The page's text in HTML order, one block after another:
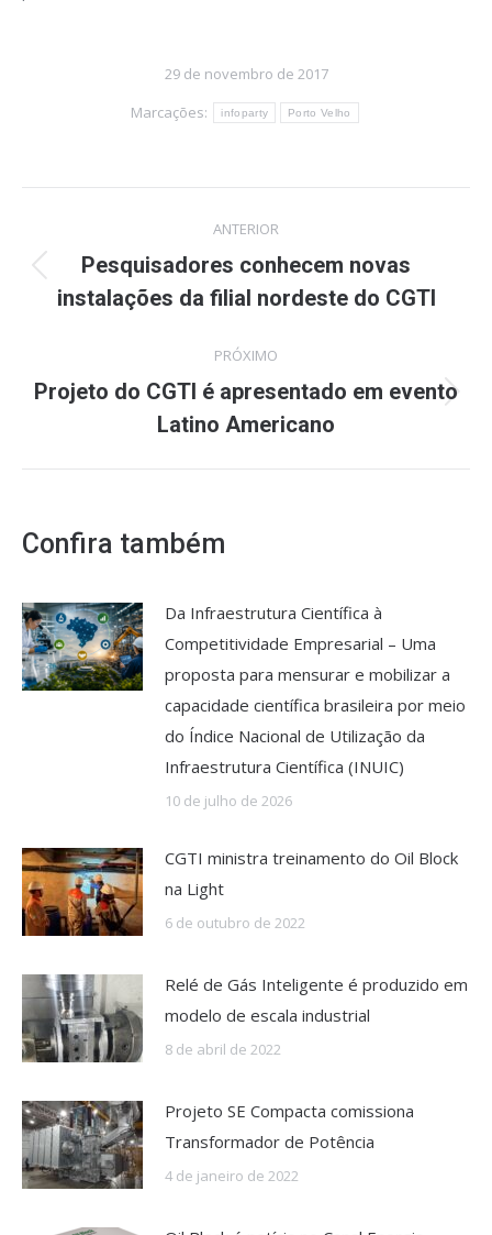
29 de novembro de 2017
Marcações:
infoparty Porto Velho
de
post:
ANTERIOR
Post
anterior:
Pesquisadores conhecem novas
instalações da filial nordeste do CGTI
PRÓXIMO
Próximo
post:
Projeto do CGTI é apresentado em evento
Latino Americano
Confira também
Da Infraestrutura Científica à
Competitividade Empresarial – Uma
proposta para mensurar e mobilizar a
capacidade científica brasileira por meio
do Índice Nacional de Utilização da
Infraestrutura Científica (INUIC)
10 de julho de 2026
CGTI ministra treinamento do Oil Block
na Light
6 de outubro de 2022
Relé de Gás Inteligente é produzido em
modelo de escala industrial
8 de abril de 2022
Projeto SE Compacta comissiona
Transformador de Potência
4 de janeiro de 2022